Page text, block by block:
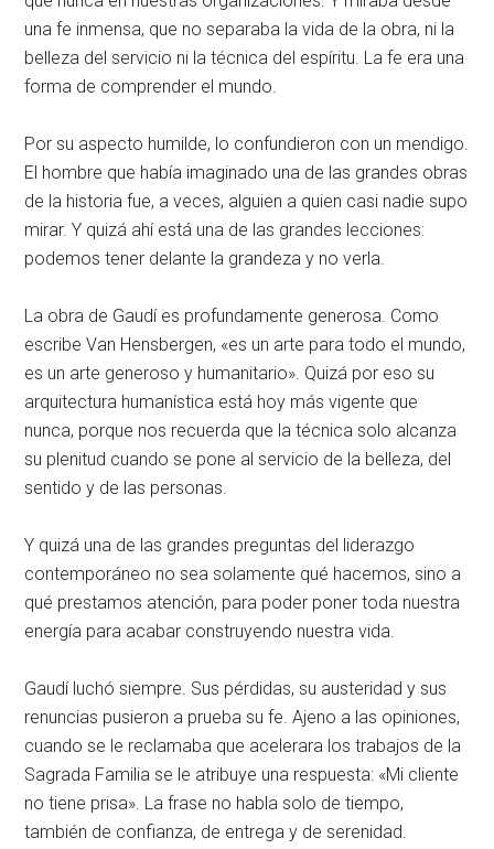
una fe inmensa, que no separaba la vida de la obra, ni la
belleza del servicio ni la técnica del espíritu . La fe era una
forma de comprender el mundo
Por su aspecto humilde, lo confundieron con un mendigo
El hombre que había imaginado una de las grandes obras
de la historia fue, a veces, alguien a quien casi nadie supo
mirar. Y quizá ahí está una de las grandes lecciones:
podemos tener delante la grandeza y no verla
La obra de Gaudí es profundamente generosa . Como
escribe Van Hensbergen, «es un arte para todo el mundo,
es un arte generoso y humanitario» . Quizá por eso su
arquitectura humanística está hoy más vigente que
nunca, porque nos recuerda que la técnica solo alcanza
su plenitud cuando se pone al servicio de la belleza, del
sentido y de las personas
Y quizá una de las grandes preguntas del liderazgo
contemporáneo no sea solamente qué hacemos, sino a
qué prestamos atención, para poder poner toda nuestra
energía para acabar construyendo nuestra vida
Gaudí luchó siempre . Sus pérdidas, su austeridad y sus
renuncias pusieron a prueba su fe . Ajeno a las opiniones,
cuando se le reclamaba que acelerara los trabajos de la
Sagrada Familia se le atribuye una respuesta: «Mi cliente
no tiene prisa» . La frase no habla solo de tiempo,
también de confianza, de entrega y de serenidad